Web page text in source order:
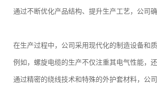
通过不断优化产品结构、提升生产工艺，公司
在生产过程中，公司采用现代化的制造设备和
例如，螺旋电缆的生产不仅注重其电气性能，
通过精密的绕线技术和特殊的外护套材料，公